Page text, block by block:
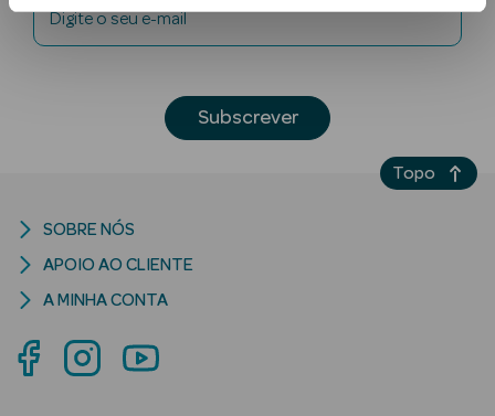
Solares
Corpo
Rosto
Digite o seu e-mail
Subscrever
SOBRE NÓS
APOIO AO CLIENTE
A MINHA CONTA
Topo